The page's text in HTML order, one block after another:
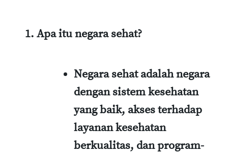
Apa itu negara sehat?
Negara sehat adalah negara
dengan sistem kesehatan
yang baik, akses terhadap
layanan kesehatan
berkualitas, dan program-